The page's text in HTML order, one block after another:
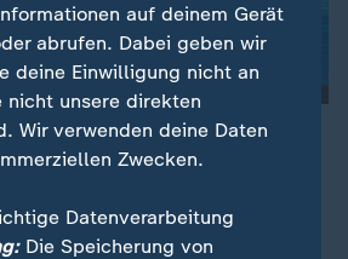
Nagelsmann wohl seinen
ZDF-Sportreporter Nils Kaben.
das Problem, dem Team
auf deinem Gerät
abrufen. Dabei geben wir
deine Einwilligung nicht an
nicht unsere direkten
Wir verwenden deine Daten
Zwecken.
Datenverarbeitung
Die Speicherung von